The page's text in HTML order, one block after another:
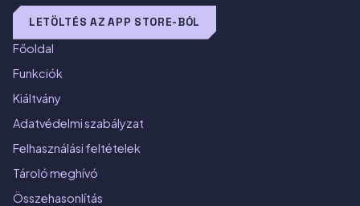
LETÖLTÉS AZ APP STORE-BÓL
Főoldal
Funkciók
Kiáltvány
Adatvédelmi szabályzat
Felhasználási feltételek
Tároló meghívó
Összehasonlítás